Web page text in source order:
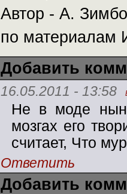
Автор - А.
по материалам
Добавить
16.05.2011 - 13:58
Не в моде
мозгах его
считает, Что
Ответить
Добавить